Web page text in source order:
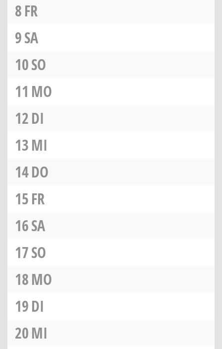
8FR
9SA
10SO
11 MO
12DI
13MI
14DO
15FR
16SA
17SO
18MO
19DI
20MI